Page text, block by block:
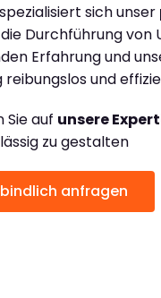
sich unser
Durchführung von
Erfahrung und
reibungslos und
Sie auf unsere
zu gestalten
anfragen